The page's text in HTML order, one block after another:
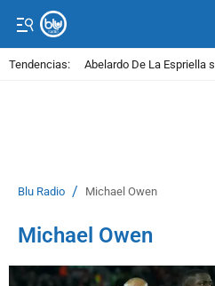
Tendencias: Abelardo De La Espriella
Blu Radio / Michael Owen
Michael Owen